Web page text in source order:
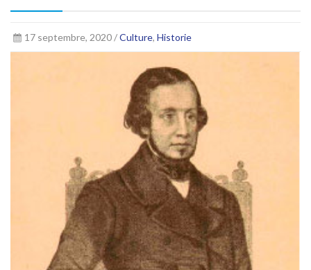
17 septembre, 2020 /Culture, Historie